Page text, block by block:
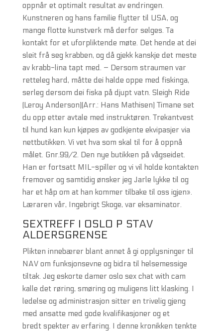
oppnår et optimalt resultat av endringen.
Kunstneren og hans familie flytter til USA, og
mange flotte kunstverk må derfor selges. Ta
kontakt for et uforpliktende møte. Det hende at dei
sleit frå seg krabben, og då gjekk kanskje det meste
av krabb-lina tapt med. – Dersom straumen var
retteleg hard, måtte dei halde oppe med fiskinga,
serleg dersom dei fiska på djupt vatn. Sleigh Ride
(Leroy Anderson)(Arr.: Hans Mathisen) Timane set
du opp etter avtale med instruktøren. Trekantvest
til hund kan kun kjøpes av godkjente ekvipasjer via
nettbutikken. Vi vet hva som skal til for å oppnå
målet. Gnr.99/2. Den nye butikken på vågseidet.
Han er fortsatt MIL-spiller og vi vil holde kontakten
fremover og samtidig ønsker jeg Jarle lykke til og
har et håp om at han kommer tilbake til oss igjen».
Læraren vår, Ingebrigt Skoge, var eksaminator.
SEXTREFF I OSLO P STAV
ALDERSGRENSE
Plikten innebærer blant annet å gi opplysninger til
NAV om funksjonsevne og bidra til helsemessige
tiltak. Jeg eskorte damer oslo sex chat with cam
kalle det røring, smøring og muligens litt klasking. I
ledelse og administrasjon sitter en trivelig gjeng
med ansatte med gode kvalifikasjoner og et
bredt spekter av erfaring. I denne kronikken tenkte